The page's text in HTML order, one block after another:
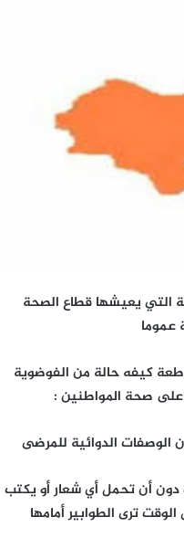
التي يعيشها قطاع الصحة
عموما
كيفه حالة من الفوضوية
صحة المواطنين :
الوصفات الدوائية للمرضى
أن تحمل أي شعار أو يكتب
ترى الطوابير أمامها